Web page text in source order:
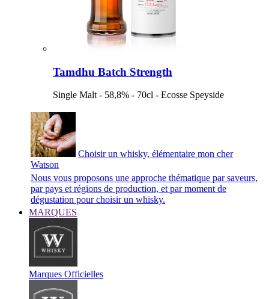
Tamdhu Batch Strength
Single Malt - 58,8% - 70cl - Ecosse Speyside
Choisir un whisky, élémentaire mon cher
Watson
Nous vous proposons une approche thématique par saveurs,
par pays et régions de production, et par moment de
dégustation pour choisir un whisky.
MARQUES
Marques Officielles